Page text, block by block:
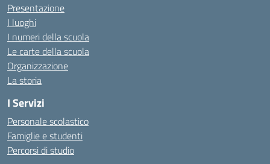
Presentazione
I luoghi
I numeri della scuola
Le carte della scuola
Organizzazione
La storia
I Servizi
Personale scolastico
Famiglie e studenti
Percorsi di studio